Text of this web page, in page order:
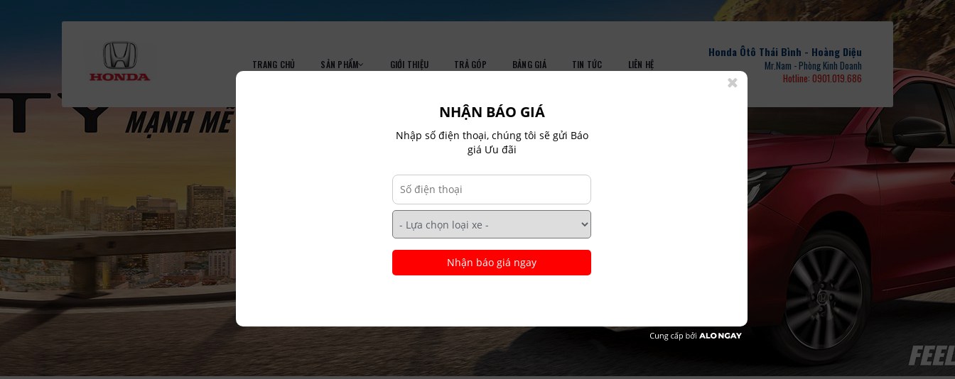
TIN TỨC
Home Tin Tức
TRANG CHỦ SẢN PHẨM GIỚI THIỆU TRẢ GÓP BẢNG GIÁ TIN TỨC LIÊN HỆ
Honda Ôtô Thái Bình - Hoàng Diệu
Mr.Nam - Phòng Kinh Doanh
Hotline: 0901.019.686
NHẬN BÁO GIÁ
Nhập số điện thoại, chúng tôi sẽ gửi Báo
giá Ưu đãi
Nhận báo giá ngay